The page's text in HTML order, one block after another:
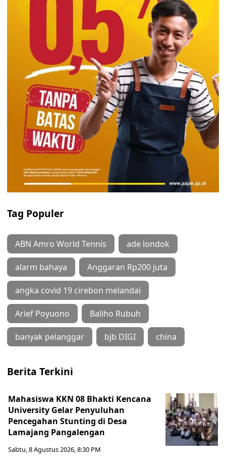
Tag Populer
ABN Amro World Tennis ade londok
alarm bahaya Anggaran Rp200 juta
angka covid 19 cirebon melandai
Arief Poyuono Baliho Rubuh
banyak pelanggar bjb DIGI china
Berita Terkini
Mahasiswa KKN 08 Bhakti Kencana
University Gelar Penyuluhan
Pencegahan Stunting di Desa
Lamajang Pangalengan
Sabtu, 8 Agustus 2026, 8:30 PM